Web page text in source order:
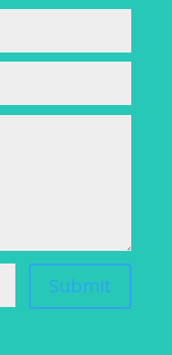
Submit